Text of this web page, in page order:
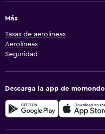
Más
Tasas de aerolíneas
Aerolíneas
Seguridad
Descarga la app de momondo